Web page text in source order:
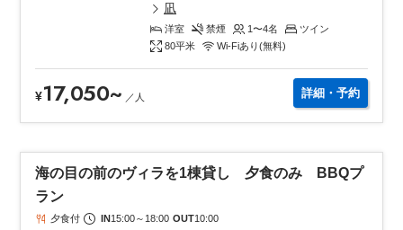
凪
洋室 禁煙 1〜4名
ツイン
80平米 Wi-Fiあり(無料)
¥17,050~ ／ 人 詳細・予約
海の目の前のヴィラを1棟貸し 夕食のみ BBQプ
ラン
夕食付 IN 15:00～ 18:00 OUT10:00